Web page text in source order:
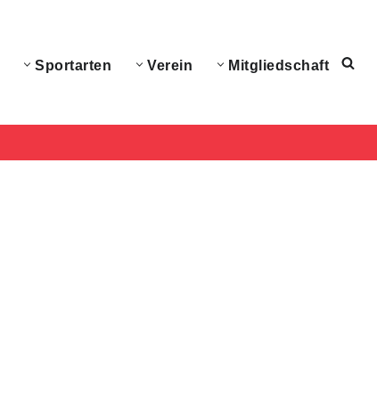
Sportarten Verein Mitgliedschaft